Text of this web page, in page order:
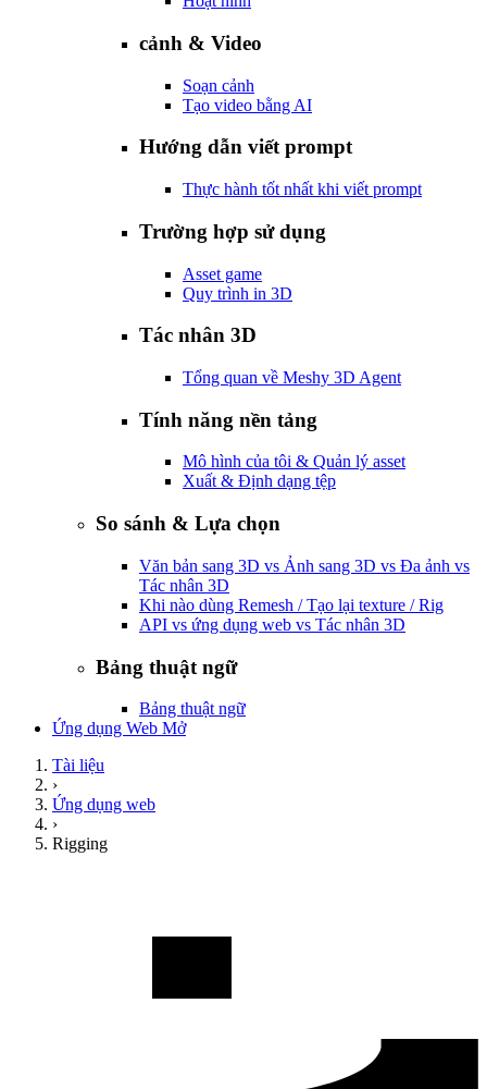
cảnh & Video
Soạn cảnh
Tạo video bằng AI
Hướng dẫn viết prompt
Thực hành tốt nhất khi viết prompt
Trường hợp sử dụng
Asset game
Quy trình in 3D
Tác nhân 3D
Tổng quan về Meshy 3D Agent
Tính năng nền tảng
Mô hình của tôi & Quản lý asset
Xuất & Định dạng tệp
So sánh & Lựa chọn
Văn bản sang 3D vs Ảnh sang 3D vs Đa ảnh vs
Tác nhân 3D
Khi nào dùng Remesh / Tạo lại texture / Rig
API vs ứng dụng web vs Tác nhân 3D
Bảng thuật ngữ
Bảng thuật ngữ
Ứng dụng Web Mở
Tài liệu
›
Ứng dụng web
›
Rigging